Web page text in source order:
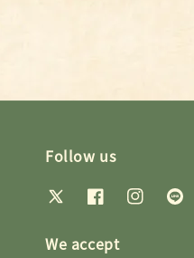
Follow us
We accept